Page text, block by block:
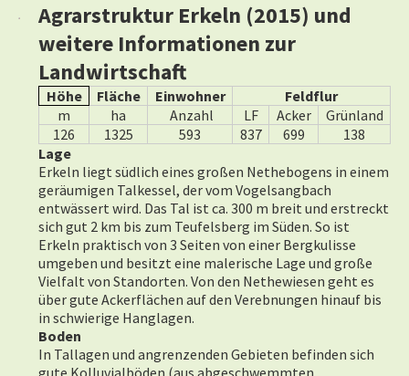
Agrarstruktur Erkeln (2015) und
weitere Informationen zur
Landwirtschaft
Höhe Fläche Einwohner
Feldflur
m
ha Anzahl LF Acker
Grünland
126
1325 593 837 699
138
Lage
Erkeln liegt südlich eines großen Nethebogens in einem
geräumigen Talkessel, der vom Vogelsangbach
entwässert wird. Das Tal ist ca. 300 m breit und erstreckt
sich gut 2 km bis zum Teufelsberg im Süden. So ist
Erkeln praktisch von 3 Seiten von einer Bergkulisse
umgeben und besitzt eine malerische Lage und große
Vielfalt von Standorten. Von den Nethewiesen geht es
über gute Ackerflächen auf den Verebnungen hinauf bis
in schwierige Hanglagen.
Boden
In Tallagen und angrenzenden Gebieten befinden sich
gute Kolluvialböden (aus abgeschwemmten